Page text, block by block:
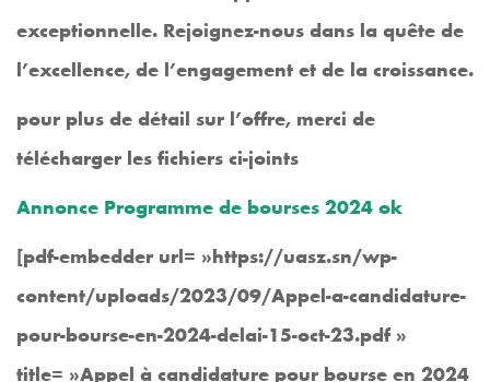
exceptionnelle. Rejoignez-nous dans la quête de
l’excellence, de l’engagement et de la croissance.
pour plus de détail sur l’offre, merci de
télécharger les fichiers ci-joints
Annonce Programme de bourses 2024 ok
[pdf-embedder url= »https://uasz.sn/wp-
content/uploads/2023/09/Appel-a-candidature-
pour-bourse-en-2024-delai-15-oct-23.pdf »
title= »Appel à candidature pour bourse en 2024